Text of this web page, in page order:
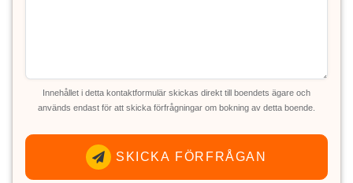
Innehållet i detta kontaktformulär skickas direkt till boendets ägare och
används endast för att skicka förfrågningar om bokning av detta boende.
SKICKA FÖRFRÅGAN